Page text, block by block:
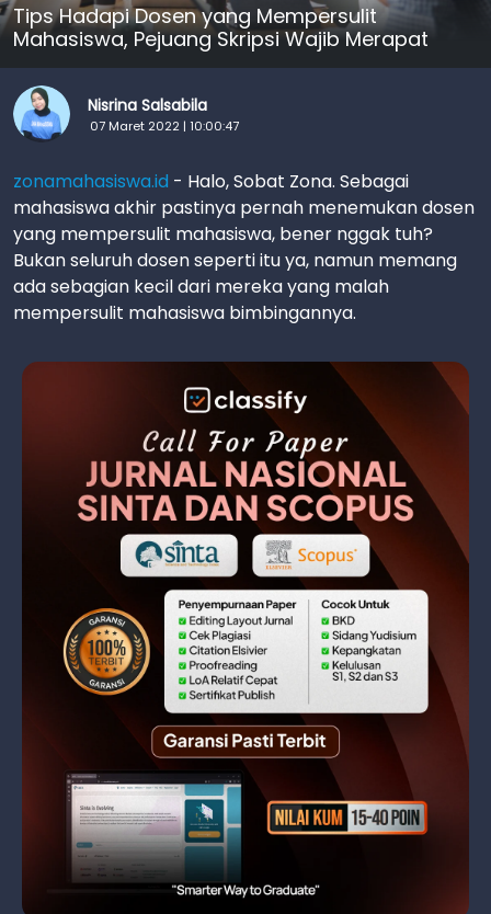
Tips Hadapi Dosen yang Mempersulit
Mahasiswa, Pejuang Skripsi Wajib Merapat
Nisrina Salsabila
07 Maret 2022 | 10:00:47
zonamahasiswa.id - Halo, Sobat Zona. Sebagai
mahasiswa akhir pastinya pernah menemukan dosen
yang mempersulit mahasiswa, bener nggak tuh?
Bukan seluruh dosen seperti itu ya, namun memang
ada sebagian kecil dari mereka yang malah
mempersulit mahasiswa bimbingannya.